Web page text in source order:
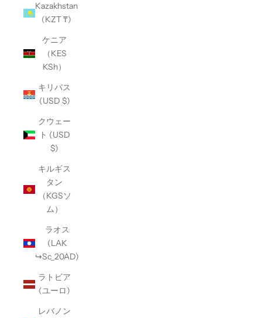
Kazakhstan
(KZT ₸)
ケニア
（KES
KSh）
キリバス
(USD $)
クウェー
ト (USD
$)
キルギス
タン
（KGSソ
ム）
ラオス
(LAK
↪Sc_20AD)
ラトビア
(ユーロ)
レバノン